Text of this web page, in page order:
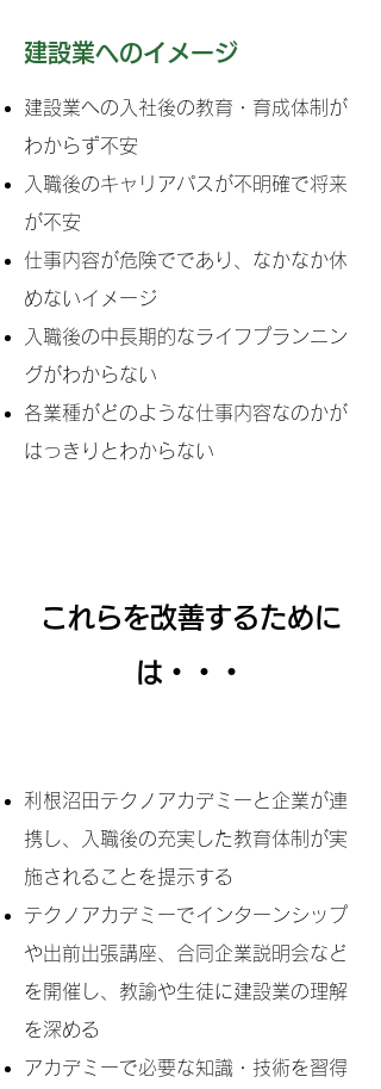
建設業へのイメージ
建設業への入社後の教育・育成体制が
わからず不安
入職後のキャリアパスが不明確で将来
が不安
仕事内容が危険でであり、なかなか休
めないイメージ
入職後の中長期的なライフプランニン
グがわからない
各業種がどのような仕事内容なのかが
はっきりとわからない
これらを改善するために
は・・・
利根沼田テクノアカデミーと企業が連
携し、入職後の充実した教育体制が実
施されることを提示する
テクノアカデミーでインターンシップ
や出前出張講座、合同企業説明会など
を開催し、教諭や生徒に建設業の理解
を深める
アカデミーで必要な知識・技術を習得